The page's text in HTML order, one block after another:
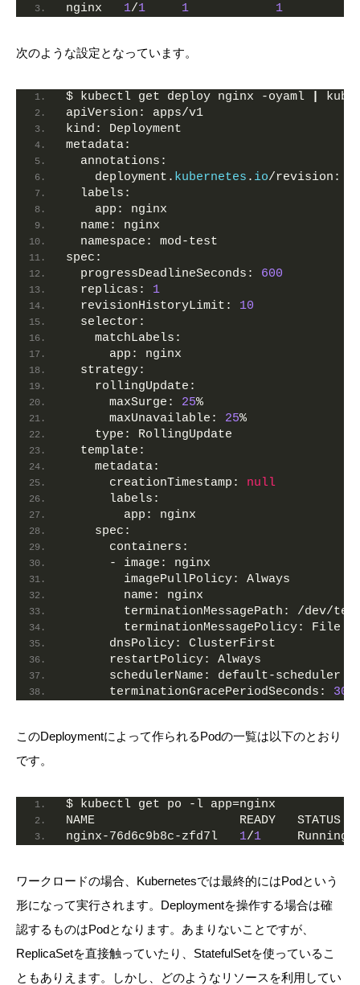
nginx 1/1 1 1
次のような設定となっています。
$ kubectl get deploy nginx -oyaml
apiVersion: apps/v1
kind: Deployment
metadata:
  annotations:
    deployment.
kubernetes . io/revision:
  labels:
    app: nginx
  name: nginx
  namespace: mod-test
spec:
  progressDeadlineSeconds:
600
  replicas:
1
  revisionHistoryLimit:
10
  selector:
    matchLabels:
      app: nginx
  strategy:
    rollingUpdate:
      maxSurge:
25%
      maxUnavailable:
25%
    type: RollingUpdate
  template:
    metadata:
      creationTimestamp:
null
      labels:
        app: nginx
    spec:
      containers:
      - image: nginx
        imagePullPolicy: Always
        name: nginx
terminationMessagePath: /dev/
        terminationMessagePolicy: File
      dnsPolicy: ClusterFirst
      restartPolicy: Always
      schedulerName: default-scheduler
      terminationGracePeriodSeconds:
30
このDeploymentによって作られるPodの一覧は以下のとおり
です。
$ kubectl get po -l app=nginx
NAME                    READY   STATUS
nginx-76d6c9b8c-zfd7l 1/1
ワークロードの場合、Kubernetesでは最終的にはPodという
形になって実行されます。Deploymentを操作する場合は確
認するものはPodとなります。あまりないことですが、
ReplicaSetを直接触っていたり、StatefulSetを使っているこ
ともありえます。しかし、どのようなリソースを利用してい